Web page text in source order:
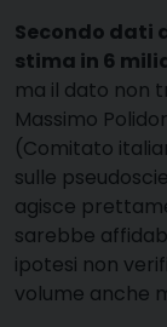
Secondo dati
stima in 6
ma il dato non
Massimo
(Comitato
sulle
agisce
sarebbe
ipotesi non
volume anche